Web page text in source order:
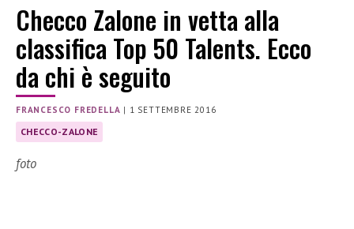
Checco Zalone in vetta alla
classifica Top 50 Talents. Ecco
da chi è seguito
FRANCESCO FREDELLA | 1 SETTEMBRE 2016
CHECCO-ZALONE
foto